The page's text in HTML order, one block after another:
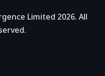
Limited 2026. All